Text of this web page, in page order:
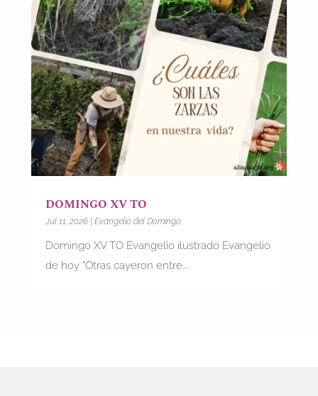
DOMINGO XV TO
Jul 11, 2026| Evangelio del Domingo
Domingo XV TO Evangelio ilustrado Evangelio
de hoy "Otras cayeron entre...